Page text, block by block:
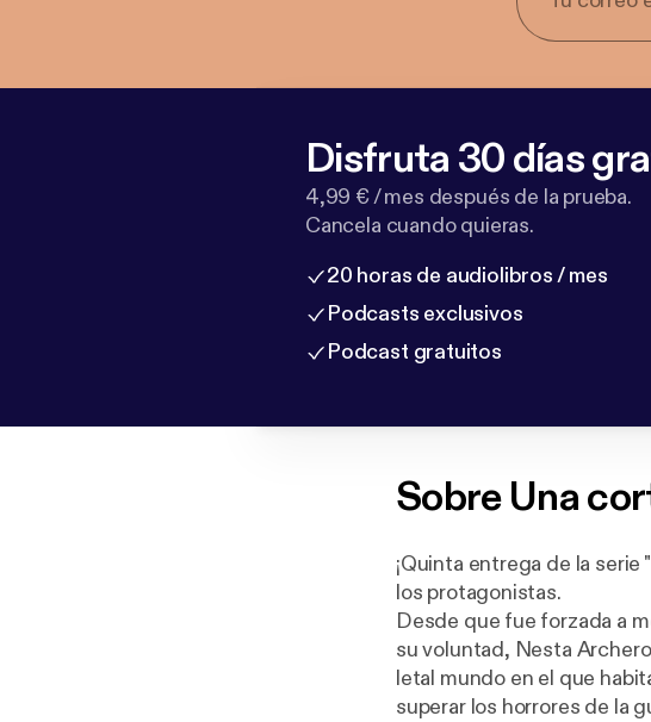
Disfruta 30 días
4,99 € / mes después de la prueba.
Cancela cuando quieras.
20 horas de audiolibros / mes
Podcasts exclusivos
Podcast gratuitos
SobreUna
¡Quinta entrega de la
los protagonistas.
Desde que fue forzada a
su voluntad, Nesta
letal mundo en el que
superar los horrores de la